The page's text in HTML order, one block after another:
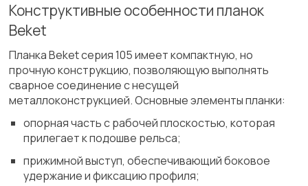
Конструктивные особенности планок
Beket
Планка Beket серия 105 имеет компактную, но
прочную конструкцию, позволяющую выполнять
сварное соединение с несущей
металлоконструкцией. Основные элементы планки:
опорная часть с рабочей плоскостью, которая
прилегает к подошве рельса;
прижимной выступ, обеспечивающий боковое
удержание и фиксацию профиля;